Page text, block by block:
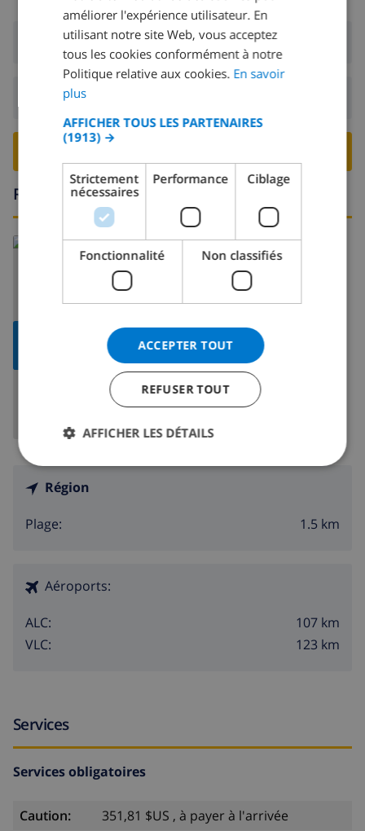
Arrivée:De 16:00 avant 19:00
Région
En savoir plus sur:
Région
Plage: 1.5 km
Aéroports:
ALC:
107 km
VLC:
123 km
Services
Services obligatoires
Caution: 351,81 $US , à payer à l'arrivée
SPANISH
GERMAN
DANISH
améliorer l'expérience utilisateur. En
utilisant notre site Web, vous acceptez
tous les cookies conformément à notre
Politique relative aux cookies. En savoir
plus
AFFICHER TOUS LES PARTENAIRES
(1913) →
Strictement
nécessaires
Performance Ciblage
Fonctionnalité Non classifiés
ACCEPTER TOUT
REFUSER TOUT
AFFICHER LES DÉTAILS